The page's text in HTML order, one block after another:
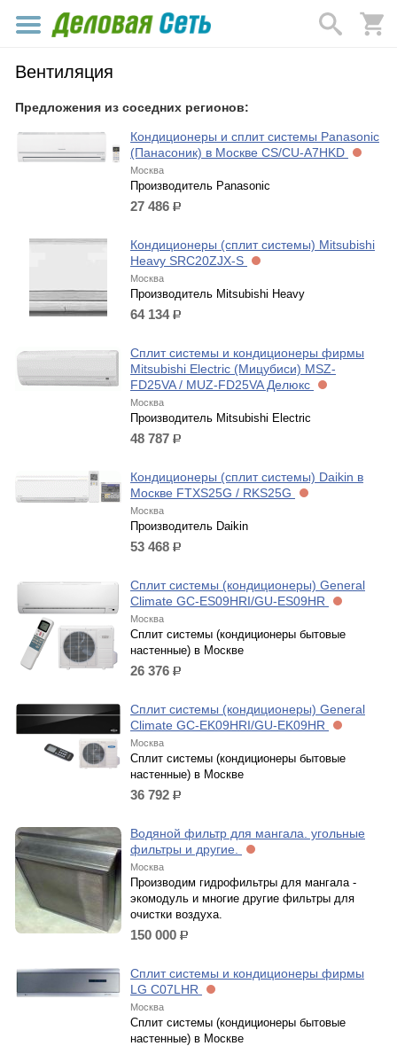
Вентиляция
Предложения из соседних регионов:
Кондиционеры и сплит системы Panasonic
(Панасоник) в Москве CS/CU-A7HKD
Москва
Производитель Panasonic
27 486 р.
Кондиционеры (сплит системы) Mitsubishi
Heavy SRC20ZJX-S
Москва
Производитель Mitsubishi Heavy
64 134р.
Сплит системы и кондиционеры фирмы
Mitsubishi Electric (Мицубиси) MSZ-
FD25VA / MUZ-FD25VA Делюкс
Москва
Производитель Mitsubishi Electric
48 787 р.
Кондиционеры (сплит системы) Daikin в
Москве FTXS25G / RKS25G
Москва
Производитель Daikin
53 468 р.
Сплит системы (кондиционеры) General
Climate GC-ES09HRI/GU-ES09HR
Москва
Сплит системы (кондиционеры бытовые
настенные) в Москве
26 376 р.
Сплит системы (кондиционеры) General
Climate GC-EK09HRI/GU-EK09HR
Москва
Сплит системы (кондиционеры бытовые
настенные) в Москве
36 792 р.
Водяной фильтр для мангала. угольные
фильтры и другие.
Москва
Производим гидрофильтры для мангала -
экомодуль и многие другие фильтры для
очистки воздуха.
150 000 р.
Сплит системы и кондиционеры фирмы
LG C07LHR
Москва
Сплит системы (кондиционеры бытовые
настенные) в Москве